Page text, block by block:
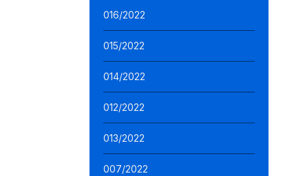
016/2022
015/2022
014/2022
012/2022
013/2022
007/2022